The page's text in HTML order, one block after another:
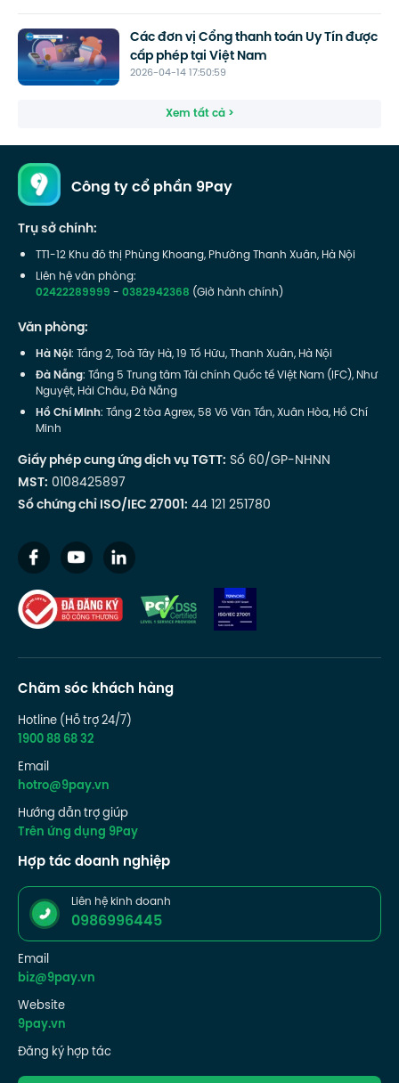
2026-04-14 17:50:59
Các đơn vị Cổng thanh toán Uy Tín được
cấp phép tại Việt Nam
Xem tất cả >
Công ty cổ phần 9Pay
Trụ sở chính:
TT1-12 Khu đô thị Phùng Khoang, Phường Thanh Xuân, Hà Nội
Liên hệ văn phòng:
02422289999-0382942368 (Giờ hành chính)
Văn phòng:
Hà Nội: Tầng 2, Toà Tây Hà, 19 Tố Hữu, Thanh Xuân, Hà Nội
Đà Nẵng: Tầng 5 Trung tâm Tài chính Quốc tế Việt Nam (IFC), Như
Nguyệt, Hải Châu, Đà Nẵng
Hồ Chí Minh: Tầng 2 tòa Agrex, 58 Võ Văn Tần, Xuân Hòa, Hồ Chí
Minh
Giấy phép cung ứng dịch vụ TGTT: Số 60/GP-NHNN
MST: 0108425897
Số chứng chỉ ISO/IEC 27001: 44 121 251780
Chăm sóc khách hàng
Hotline (Hỗ trợ 24/7)
1900 88 68 32
Email
hotro@9pay.vn
Hướng dẫn trợ giúp
Trên ứng dụng 9Pay
Hợp tác doanh nghiệp
Liên hệ kinh doanh
0986996445
Email
biz@9pay.vn
Website
9pay.vn
Đăng ký hợp tác